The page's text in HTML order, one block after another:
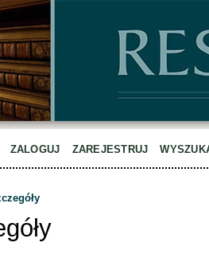
ZALOGUJ ZAREJESTRUJ